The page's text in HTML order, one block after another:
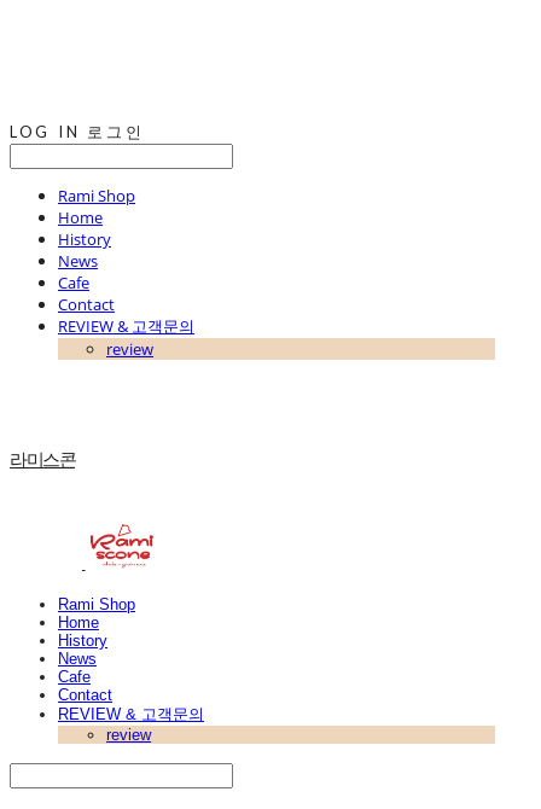
LOG IN 로그인
Rami Shop
Home
History
News
Cafe
Contact
REVIEW & 고객문의
review
라미스콘
Rami Shop
Home
History
News
Cafe
Contact
REVIEW & 고객문의
review